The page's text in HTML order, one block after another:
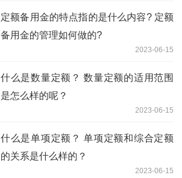
定额备用金的特点指的是什么内容? 定额
备用金的管理如何做的?
2023-06-15
什么是数量定额？ 数量定额的适用范围
是怎么样的呢？
2023-06-15
什么是单项定额？ 单项定额和综合定额
的关系是什么样的？
2023-06-15